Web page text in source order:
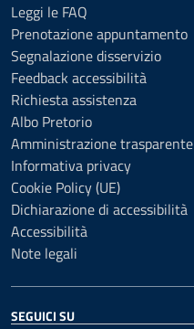
Leggi le FAQ
Prenotazione appuntamento
Segnalazione disservizio
Feedback accessibilità
Richiesta assistenza
Albo Pretorio
Amministrazione trasparente
Informativa privacy
Cookie Policy (UE)
Dichiarazione di accessibilità
Accessibilità
Note legali
SEGUICI SU